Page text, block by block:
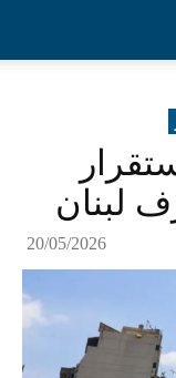
لبنان
20/05/2026